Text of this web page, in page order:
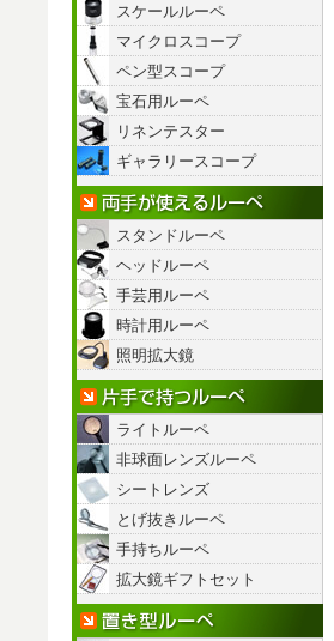
スケールルーペ
マイクロスコープ
ペン型スコープ
宝石用ルーペ
リネンテスター
ギャラリースコープ
スタンドルーペ
ヘッドルーペ
手芸用ルーペ
時計用ルーペ
照明拡大鏡
ライトルーペ
非球面レンズルーペ
シートレンズ
とげ抜きルーペ
手持ちルーペ
拡大鏡ギフトセット